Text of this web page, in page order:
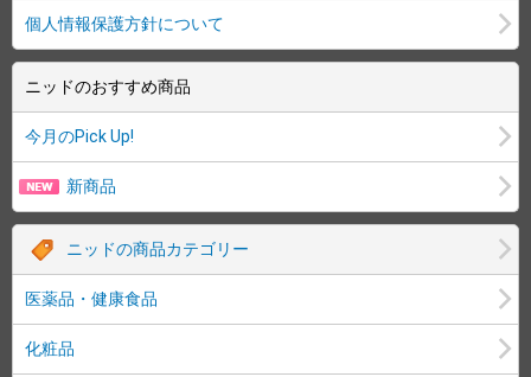
個人情報保護方針について
ニッドのおすすめ商品
今月のPick Up!
新商品
ニッドの商品カテゴリー
医薬品・健康食品
化粧品